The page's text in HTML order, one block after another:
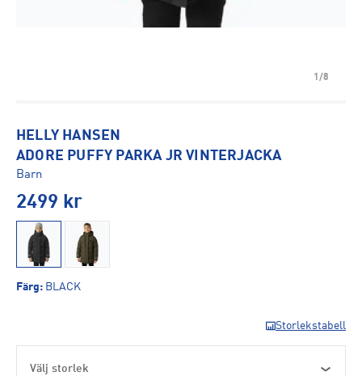
1/8
HELLY HANSEN
ADORE PUFFY PARKA JR VINTERJACKA
Barn
2499 kr
Färg: BLACK
Storlekstabell
Välj storlek